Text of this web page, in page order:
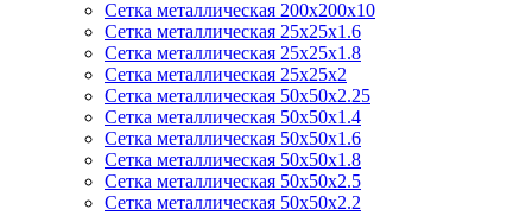
Сетка металлическая 200х200х10
Сетка металлическая 25х25х1.6
Сетка металлическая 25х25х1.8
Сетка металлическая 25х25х2
Сетка металлическая 50х50х2.25
Сетка металлическая 50х50х1.4
Сетка металлическая 50х50х1.6
Сетка металлическая 50х50х1.8
Сетка металлическая 50х50х2.5
Сетка металлическая 50х50х2.2